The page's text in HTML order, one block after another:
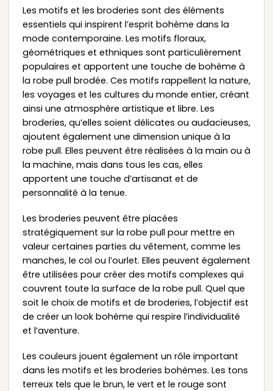
Les motifs et les broderies sont des éléments
essentiels qui inspirent l’esprit bohème dans la
mode contemporaine. Les motifs floraux,
géométriques et ethniques sont particulièrement
populaires et apportent une touche de bohème à
la robe pull brodée. Ces motifs rappellent la nature,
les voyages et les cultures du monde entier, créant
ainsi une atmosphère artistique et libre. Les
broderies, qu’elles soient délicates ou audacieuses,
ajoutent également une dimension unique à la
robe pull. Elles peuvent être réalisées à la main ou à
la machine, mais dans tous les cas, elles
apportent une touche d’artisanat et de
personnalité à la tenue.
Les broderies peuvent être placées
stratégiquement sur la robe pull pour mettre en
valeur certaines parties du vêtement, comme les
manches, le col ou l’ourlet. Elles peuvent également
être utilisées pour créer des motifs complexes qui
couvrent toute la surface de la robe pull. Quel que
soit le choix de motifs et de broderies, l’objectif est
de créer un look bohème qui respire l’individualité
et l’aventure.
Les couleurs jouent également un rôle important
dans les motifs et les broderies bohèmes. Les tons
terreux tels que le brun, le vert et le rouge sont